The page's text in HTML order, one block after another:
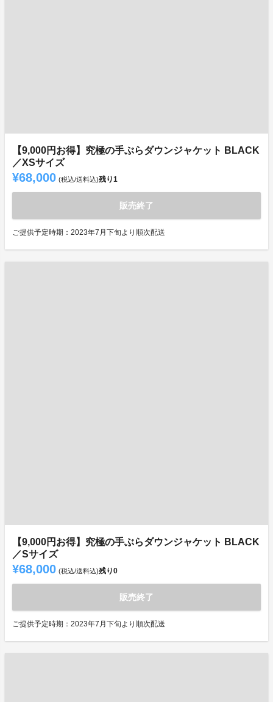
【9,000円お得】究極の手ぶらダウンジャケット BLACK
／XSサイズ
¥68,000 (税込/送料込)残り1
販売終了
ご提供予定時期：2023年7月下旬より順次配送
【9,000円お得】究極の手ぶらダウンジャケット BLACK
／Sサイズ
¥68,000 (税込/送料込)残り0
販売終了
ご提供予定時期：2023年7月下旬より順次配送